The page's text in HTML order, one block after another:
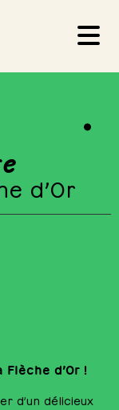
d’Or
d’Or !
d’un délicieux